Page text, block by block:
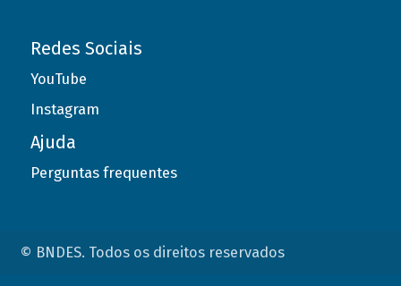
Redes Sociais
YouTube
Instagram
Ajuda
Perguntas frequentes
© BNDES. Todos os direitos reservados